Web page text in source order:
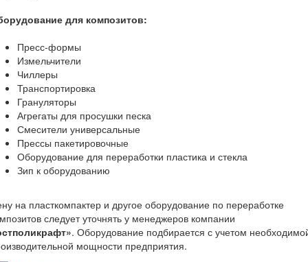
для композитов:
Пресс-формы
Измельчители
Чиллеры
Транспортировка
Грануляторы
Агрегаты для просушки песка
Смесители универсальные
Прессы пакетировочные
Оборудование для переработки пластика и стекла
Зип к оборудованию
на пласткомпактер и другое оборудование по переработке
следует уточнять у менеджеров компании
. Оборудование подбирается с учетом
мощности предприятия.